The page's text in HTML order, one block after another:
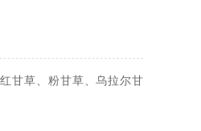
草、粉甘草、乌拉尔甘